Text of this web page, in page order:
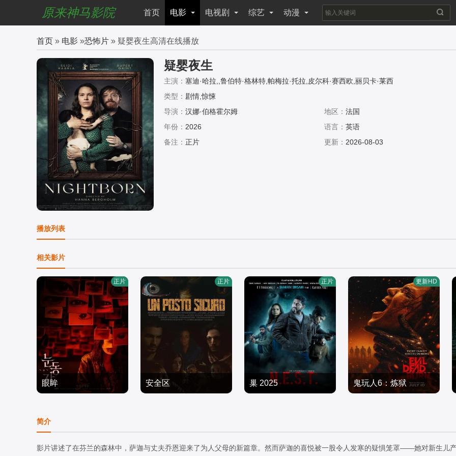
原来神马影院 首页 电影 电视剧 综艺 动漫
首页 » 电影 »恐怖片 » 疑婴夜生高清在线播放
疑婴夜生
主演： 塞迪·哈拉,,鲁伯特·格林特,帕梅拉·托拉,皮尔科·赛西欧,丽贝卡·莱西
类型： 剧情,惊悚
导演： 汉娜·伯格霍尔姆 地区： 法国
年份： 2026 语言： 英语
备注： 正片 更新： 2026-08-03
播放列表
相关影片
眼眸
金英雅
恐怖片
2026/韩国
正片
安全区
Fiorentini,尼科·托福利,Ni
cole,Giacomasso,Cristin
2025/意大利
正片
巢 2025
2025/美国
正片
鬼玩人6：炼狱
海拉·雅各布,埃罗尔·尚德,
维克托里·恩杜克韦,莫德·
2026/美国
更新HD
简介
影片讲述了在芬兰的森林中，萨迦与丈夫乔恩迎来了为人父母的新篇章。然而萨迦的喜悦被一股令人发寒的疑惧笼罩——她对新生儿